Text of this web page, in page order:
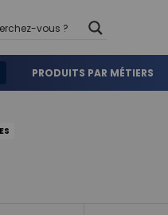
PRODUITS PAR MÉTIERS